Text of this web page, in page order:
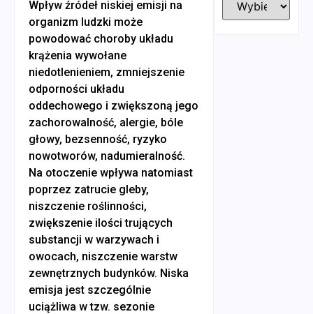
Wpływ źródeł niskiej emisji na
organizm ludzki może
powodować choroby układu
krążenia wywołane
niedotlenieniem, zmniejszenie
odporności układu
oddechowego i zwiększoną jego
zachorowalność, alergie, bóle
głowy, bezsenność, ryzyko
nowotworów, nadumieralność.
Na otoczenie wpływa natomiast
poprzez zatrucie gleby,
niszczenie roślinności,
zwiększenie ilości trujących
substancji w warzywach i
owocach, niszczenie warstw
zewnętrznych budynków. Niska
emisja jest szczególnie
uciążliwa w tzw. sezonie